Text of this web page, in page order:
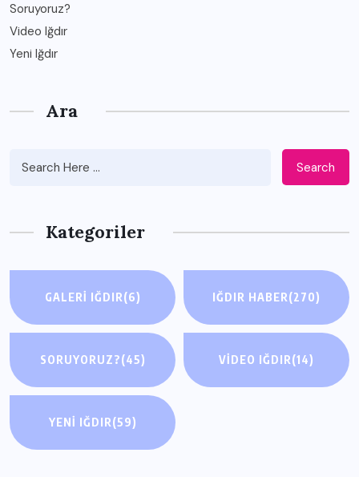
Soruyoruz?
Video Iğdır
Yeni Iğdır
Ara
Search
Kategoriler
GALERI IĞDIR(6) IĞDIR HABER(270)
SORUYORUZ?(45) VIDEO IĞDIR(14)
YENI IĞDIR(59)